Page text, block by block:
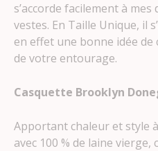
s’accorde facilement à
vestes. En Taille Unique, il
en effet une bonne idée de
de votre entourage.
Casquette Brooklyn
Apportant chaleur et style
avec 100 % de laine